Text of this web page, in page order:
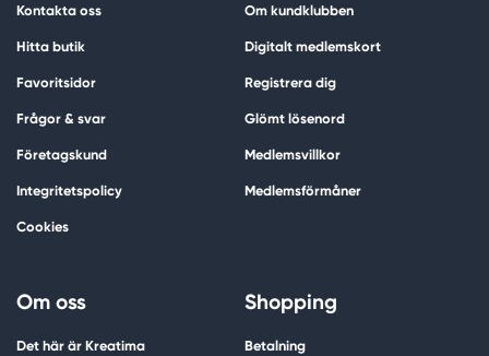
Kontakta oss
Hitta butik
Favoritsidor
Frågor & svar
Företagskund
Integritetspolicy
Cookies
Om kundklubben
Digitalt medlemskort
Registrera dig
Glömt lösenord
Medlemsvillkor
Medlemsförmåner
Om oss
Det här är Kreatima
Shopping
Betalning